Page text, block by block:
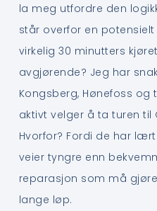
la meg utfordre den
står overfor en
virkelig 30 minutters
avgjørende? Jeg har
Kongsberg, Hønefoss og
aktivt velger å ta turen til
Hvorfor? Fordi de har
veier tyngre enn
reparasjon som må
lange løp.